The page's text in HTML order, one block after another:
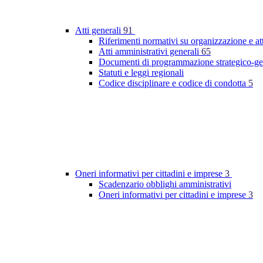
Atti generali 91
Riferimenti normativi su organizzazione e
Atti amministrativi generali 65
Documenti di programmazione strategico-
Statuti e leggi regionali
Codice disciplinare e codice di condotta 5
Oneri informativi per cittadini e imprese 3
Scadenzario obblighi amministrativi
Oneri informativi per cittadini e imprese 3